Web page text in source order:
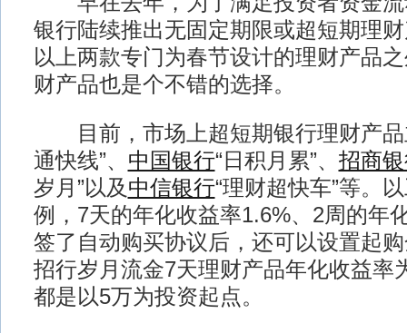
银行陆续推出无固定期限或超短期理
以上两款专门为春节设计的理财产品
财产品也是个不错的选择。
目前，市场上超短期银行理财产品
通快线”、 中国银行“日积月累”、 招商
岁月”以及中信银行“理财超快车”等。
例，7天的年化收益率1.6%、2周的年
签了自动购买协议后，还可以设置起
招行岁月流金7天理财产品年化收益率
都是以5万为投资起点。